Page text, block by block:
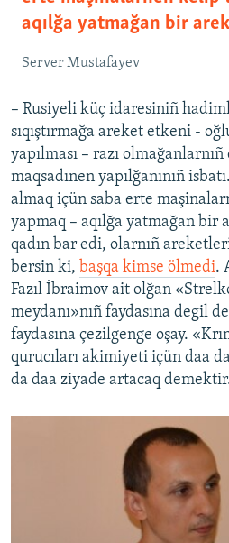
aqılğa yatmağan bir
Server Mustafayev
– Rusiyeli küç idaresiniñ
sıqıştırmağa areket etkeni -
yapılması – razı
maqsadınen yapılğanınıñ
almaq içün saba erte
yapmaq – aqılğa yatmağan
qadın bar edi, olarnıñ
bersin ki​,​ başqa kimse ölmedi.
Fazıl İbraimov ait olğan
meydanı»nıñ faydasına degil
faydasına çezilgenge oşay.
qurucıları akimiyeti içün daa
da daa ziyade artacaq